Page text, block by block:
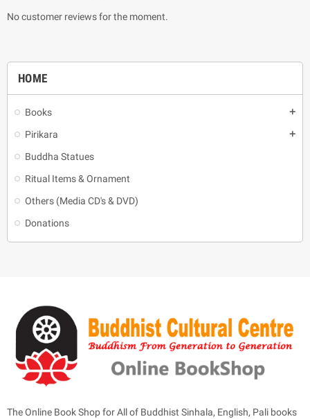
HOME
Books add
Pirikara add
Buddha Statues
Ritual Items & Ornament
Others (Media CD's & DVD)
Donations
No customer reviews for the moment.
The Online Book Shop for All of Buddhist Sinhala, English, Pali books